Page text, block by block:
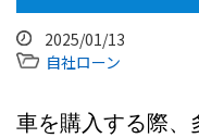
2025/01/13
自社ローン
車を購入する際、